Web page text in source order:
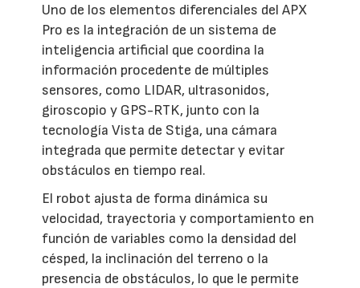
Uno de los elementos diferenciales del APX
Pro es la integración de un sistema de
inteligencia artificial que coordina la
información procedente de múltiples
sensores, como LIDAR, ultrasonidos,
giroscopio y GPS-RTK, junto con la
tecnología Vista de Stiga, una cámara
integrada que permite detectar y evitar
obstáculos en tiempo real.
El robot ajusta de forma dinámica su
velocidad, trayectoria y comportamiento en
función de variables como la densidad del
césped, la inclinación del terreno o la
presencia de obstáculos, lo que le permite